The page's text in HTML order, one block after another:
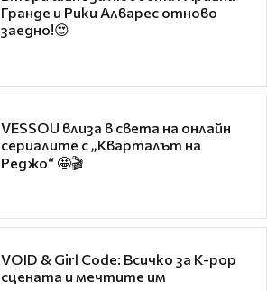
Гранде и Рики Алварес отново
заедно!😍
VESSOU влиза в света на онлайн
сериалите с „Кварталът на
Реджо“ 🤩🎬
VOID & Girl Code: Всичко за K-pop
сцената и мечтите им